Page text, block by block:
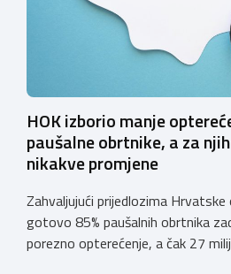
HOK izborio manje
paušalne obrtnike, a za
nikakve promjene
Zahvaljujući prijedlozima
gotovo 85% paušalnih obrtnika
porezno opterećenje, a čak 27